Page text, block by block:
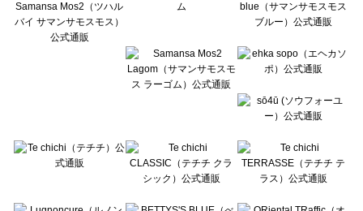
BETTY'S BLUE（べティーズブルー）のシューズ一覧
Wpc.（ワールドパーティー）のシューズ一覧